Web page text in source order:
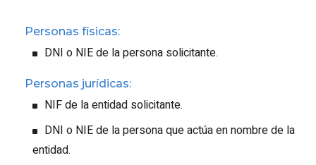
Personas físicas:
DNI o NIE de la persona solicitante.
Personas jurídicas:
NIF de la entidad solicitante.
DNI o NIE de la persona que actúa en nombre de la
entidad.